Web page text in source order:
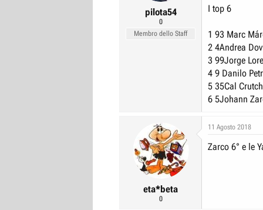
pilota54
0
Membro dello Staff
I top 6
1 93 Marc
2 4Andrea
3 99Jorge
4 9 Danilo
5 35Cal
6 5Johann
eta*beta
0
11 Agosto 2018
Zarco 6° e le